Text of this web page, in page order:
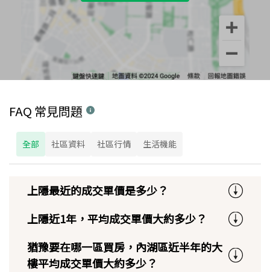
FAQ 常見問題
全部 社區資料 社區行情 生活機能
上隱最近的成交單價是多少？
上隱近1年，平均成交單價大約多少？
猶豫要在哪一區買房，內湖區近半年的大
樓平均成交單價大約多少？